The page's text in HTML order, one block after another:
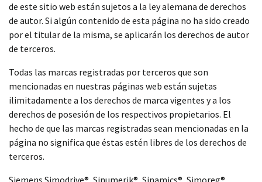
de este sitio web están sujetos a la ley alemana de derechos
de autor. Si algún contenido de esta página no ha sido creado
por el titular de la misma, se aplicarán los derechos de autor
de terceros.
Todas las marcas registradas por terceros que son
mencionadas en nuestras páginas web están sujetas
ilimitadamente a los derechos de marca vigentes y a los
derechos de posesión de los respectivos propietarios. El
hecho de que las marcas registradas sean mencionadas en la
página no significa que éstas estén libres de los derechos de
terceros.
Siemens Simodrive®, Sinumerik®, Sinamics®, Simoreg®,